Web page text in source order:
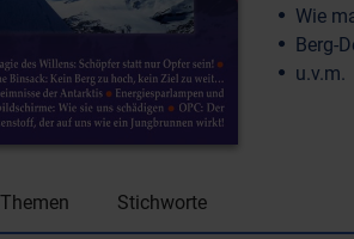
Wie
Berg-
u.v.m.
Themen Stichworte